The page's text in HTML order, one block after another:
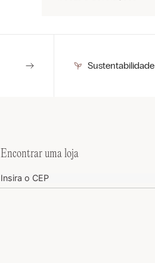
Sustentabilidade
Encontrar uma loja